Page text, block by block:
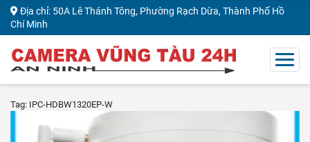
Địa chỉ: 50A Lê Thánh Tông, Phường Rạch Dừa, Thành Phố Hồ
Chí Minh
Tag: IPC-HDBW1320EP-W